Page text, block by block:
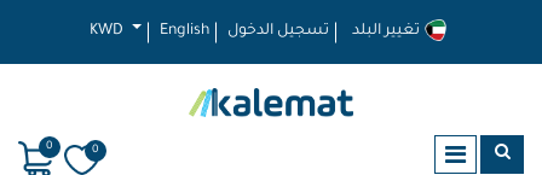
KWD English تسجيل الدخول
0
0